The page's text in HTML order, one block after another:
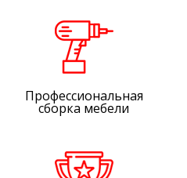
Профессиональная
сборка мебели